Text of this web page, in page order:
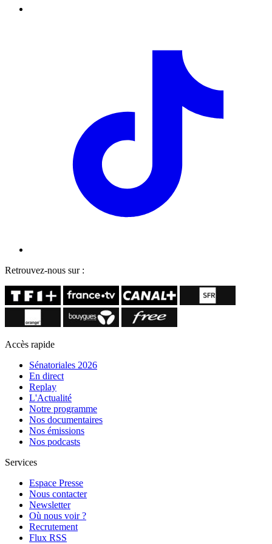
Retrouvez-nous sur :
Accès rapide
Sénatoriales 2026
En direct
Replay
L'Actualité
Notre programme
Nos documentaires
Nos émissions
Nos podcasts
Services
Espace Presse
Nous contacter
Newsletter
Où nous voir ?
Recrutement
Flux RSS